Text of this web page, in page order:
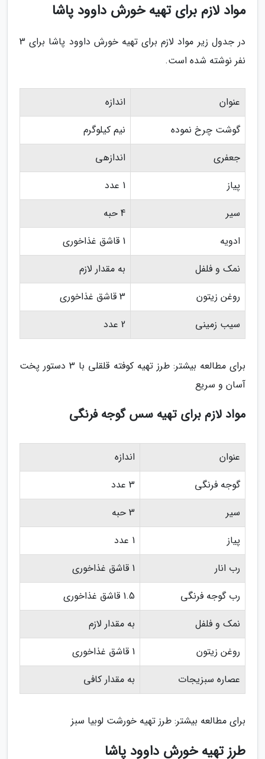
مواد لازم برای تهیه خورش داوود پاشا
در جدول زیر مواد لازم برای تهیه خورش داوود پاشا برای 3
نفر نوشته شده است.
عنوان
اندازه
گوشت چرخ نموده
نیم کیلوگرم
جعفری
اندازهی
پیاز
1 عدد
سیر
4 حبه
ادویه
1 قاشق غذاخوری
نمک و فلفل
به مقدار لازم
روغن زیتون
3 قاشق غذاخوری
سیب زمینی
2 عدد
برای مطالعه بیشتر: طرز تهیه کوفته قلقلی با 3 دستور پخت
آسان و سریع
مواد لازم برای تهیه سس گوجه فرنگی
عنوان
اندازه
گوجه فرنگی
3 عدد
سیر
3 حبه
پیاز
1 عدد
رب انار
1 قاشق غذاخوری
رب گوجه فرنگی
1.5 قاشق غذاخوری
نمک و فلفل
به مقدار لازم
روغن زیتون
1 قاشق غذاخوری
عصاره سبزیجات
به مقدار کافی
برای مطالعه بیشتر: طرز تهیه خورشت لوبیا سبز
طرز تهیه خورش داوود پاشا